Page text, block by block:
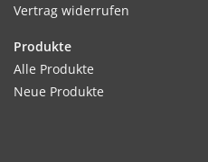
Vertrag widerrufen
Produkte
Alle Produkte
Neue Produkte